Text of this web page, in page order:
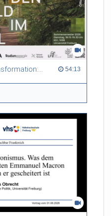
Between tradition and transformation: how owners, advisers and institutions co-create knowledge for resilient forests in Europe 54:13